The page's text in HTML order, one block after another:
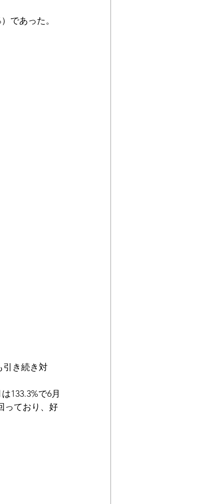
であった。
引き続き対
133.3%で6月
っており、好